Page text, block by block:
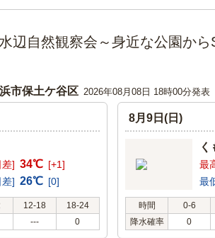
辺自然観察会～身近な公園から
市保土ケ谷区 2026年08月08日 18時00分発表
] 34℃ [+1]
] 26℃ [0]
12-18
18-24
--- 0
8月9日(日)
最
最
時間 0-6
降水確率
0